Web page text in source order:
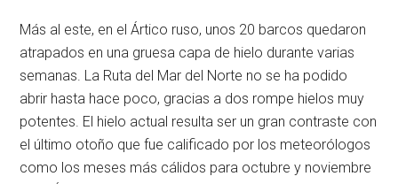
Más al este, en el Ártico ruso, unos 20 barcos quedaron
atrapados en una gruesa capa de hielo durante varias
semanas. La Ruta del Mar del Norte no se ha podido
abrir hasta hace poco, gracias a dos rompe hielos muy
potentes. El hielo actual resulta ser un gran contraste con
el último otoño que fue calificado por los meteorólogos
como los meses más cálidos para octubre y noviembre